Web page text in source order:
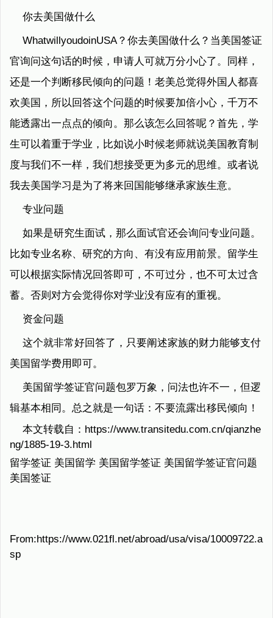
你去美国做什么
WhatwillyoudoinUSA？你去美国做什么？当美国签证
官询问这句话的时候，申请人可就万分小心了。同样，
还是一个判断移民倾向的问题！老美总觉得外国人都喜
欢美国，所以回答这个问题的时候要加倍小心，千万不
能透露出一点点的倾向。那么该怎么回答呢？首先，学
生可以着重于学业，比如说小时候老师就说美国教育制
度与我们不一样，我们想接受更为多元的思维。或者说
我去美国学习是为了将来回国能够继承家族生意。
专业问题
如果是研究生面试，那么面试官还会询问专业问题。
比如专业名称、研究的方向、有没有应用前景。留学生
可以根据实际情况回答即可，不可过分，也不可太过含
蓄。否则对方会觉得你对学业没有应有的重视。
资金问题
这个就非常好回答了，只要阐述家族的财力能够支付
美国留学费用即可。
美国留学签证官问题包罗万象，问法也许不一，但逻
辑基本相同。总之就是一句话：不要流露出移民倾向！
本文转载自：https://www.transitedu.com.cn/qianzhe
ng/1885-19-3.html
留学签证 美国留学 美国留学签证 美国留学签证官问题
美国签证
From:https://www.021fl.net/abroad/usa/visa/10009722.a
sp